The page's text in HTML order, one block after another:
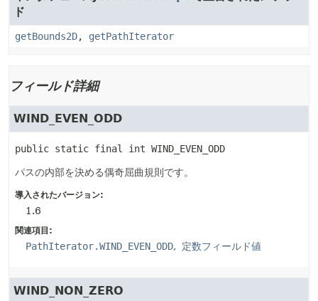
ド
getBounds2D, getPathIterator
フィールド詳細
WIND_EVEN_ODD
public static final int WIND_EVEN_ODD
パスの内部を決める偶奇屈曲規則です。
導入されたバージョン:
1.6
関連項目:
PathIterator.WIND_EVEN_ODD 定数フィールド値
WIND_NON_ZERO